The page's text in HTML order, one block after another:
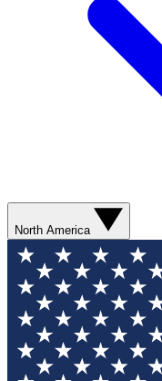
North America